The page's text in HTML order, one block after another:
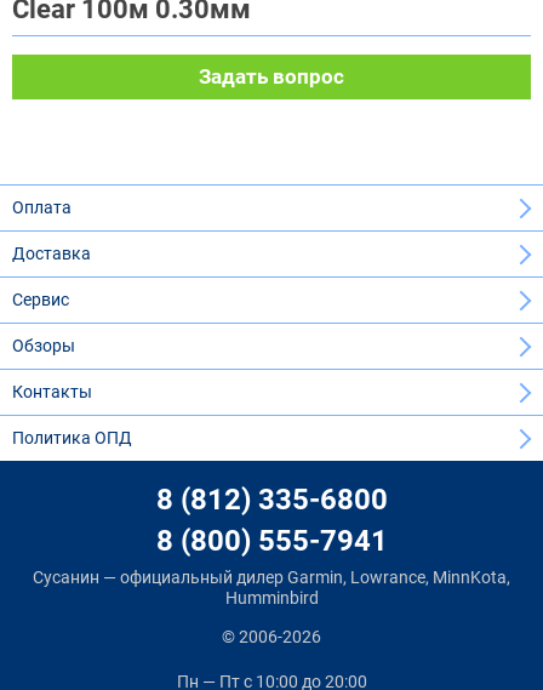
Clear 100м 0.30мм
Задать вопрос
Оплата
Доставка
Сервис
Обзоры
Контакты
Политика ОПД
8 (812) 335-6800
8 (800) 555-7941
Сусанин — официальный дилер Garmin, Lowrance, MinnKota,
Humminbird
© 2006-2026
Пн — Птс 10:00 до 20:00